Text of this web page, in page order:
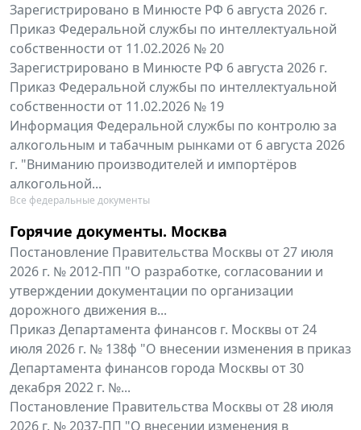
Зарегистрировано в Минюсте РФ 6 августа 2026 г.
Приказ Федеральной службы по интеллектуальной
собственности от 11.02.2026 № 20
Зарегистрировано в Минюсте РФ 6 августа 2026 г.
Приказ Федеральной службы по интеллектуальной
собственности от 11.02.2026 № 19
Информация Федеральной службы по контролю за
алкогольным и табачным рынками от 6 августа 2026
г. "Вниманию производителей и импортёров
алкогольной...
Все федеральные документы
Горячие документы. Москва
Постановление Правительства Москвы от 27 июля
2026 г. № 2012-ПП "О разработке, согласовании и
утверждении документации по организации
дорожного движения в...
Приказ Департамента финансов г. Москвы от 24
июля 2026 г. № 138ф "О внесении изменения в приказ
Департамента финансов города Москвы от 30
декабря 2022 г. №...
Постановление Правительства Москвы от 28 июля
2026 г. № 2037-ПП "О внесении изменения в